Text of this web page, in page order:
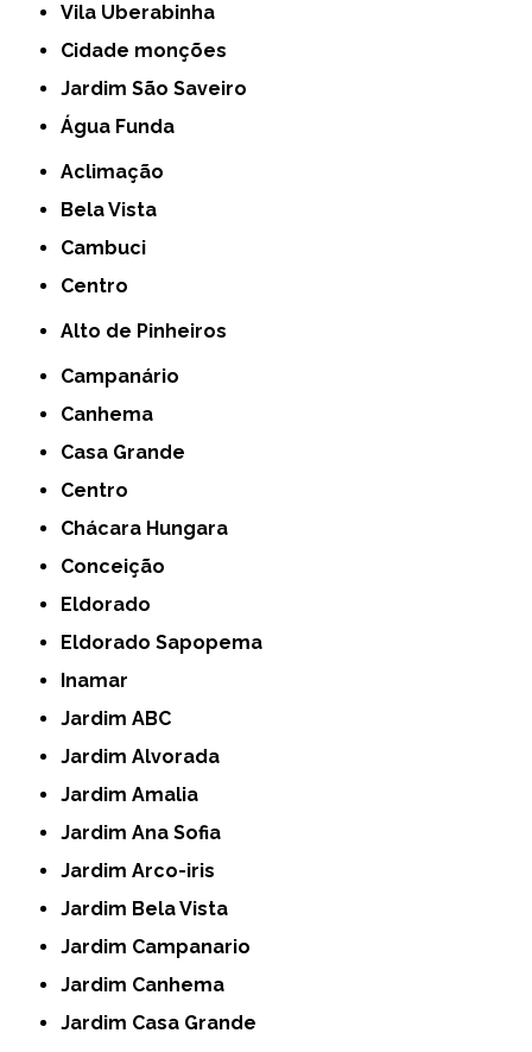
Vila Uberabinha
cidade monções
jardim São Saveiro
Água Funda
Aclimação
Bela Vista
Cambuci
Centro
Alto de Pinheiros
Campanário
Canhema
Casa Grande
Centro
Chácara Hungara
Conceição
Eldorado
Eldorado Sapopema
Inamar
Jardim ABC
Jardim Alvorada
Jardim Amalia
Jardim Ana Sofia
Jardim Arco-iris
Jardim Bela Vista
Jardim Campanario
Jardim Canhema
Jardim Casa Grande